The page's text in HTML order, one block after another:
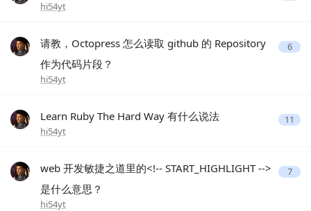
hi54yt
请教，Octopress 怎么读取 github 的 Repository
作为代码片段？
hi54yt
6
Learn Ruby The Hard Way 有什么说法
hi54yt
11
web 开发敏捷之道里的<!-- START_HIGHLIGHT -->
是什么意思？
hi54yt
7